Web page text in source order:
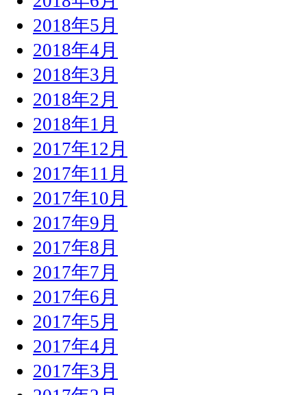
2018年5月
2018年4月
2018年3月
2018年2月
2018年1月
2017年12月
2017年11月
2017年10月
2017年9月
2017年8月
2017年7月
2017年6月
2017年5月
2017年4月
2017年3月